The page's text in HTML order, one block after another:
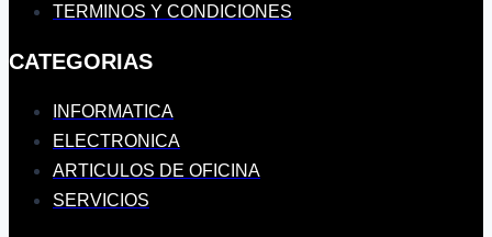
TERMINOS Y CONDICIONES
CATEGORIAS
INFORMATICA
ELECTRONICA
ARTICULOS DE OFICINA
SERVICIOS